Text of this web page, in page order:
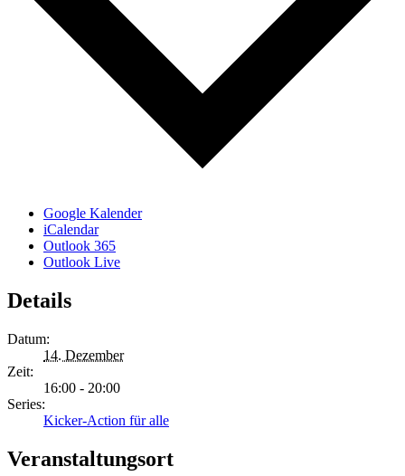
Google Kalender
iCalendar
Outlook 365
Outlook Live
Details
Datum:
14. Dezember
Zeit:
16:00 - 20:00
Series:
Kicker-Action für alle
Veranstaltungsort